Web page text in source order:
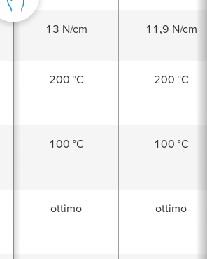
13 N/cm 11,9 N/cm
200 °C 200 °C
100 °C 100 °C
ottimo ottimo